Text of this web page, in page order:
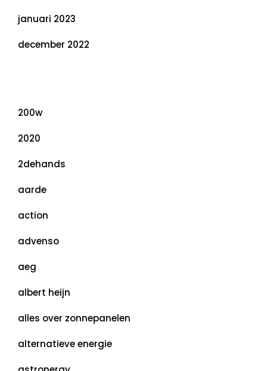
januari 2023
december 2022
200w
2020
2dehands
aarde
action
advenso
aeg
albert heijn
alles over zonnepanelen
alternatieve energie